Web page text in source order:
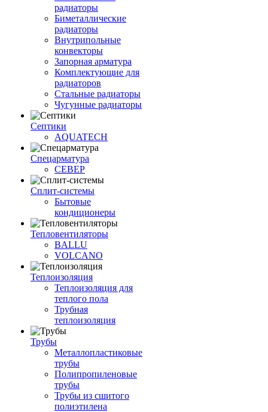
радиаторы
Биметаллические
радиаторы
Внутрипольные
конвекторы
Запорная арматура
Комплектующие для
радиаторов
Стальные радиаторы
Чугунные радиаторы
Септики
AQUATECH
Спецарматура
СЕВЕР
Сплит-системы
Бытовые
кондиционеры
Тепловентиляторы
BALLU
VOLCANO
Теплоизоляция
Теплоизоляция для
теплого пола
Трубная
теплоизоляция
Трубы
Металлопластиковые
трубы
Полипропиленовые
трубы
Трубы из сшитого
полиэтилена